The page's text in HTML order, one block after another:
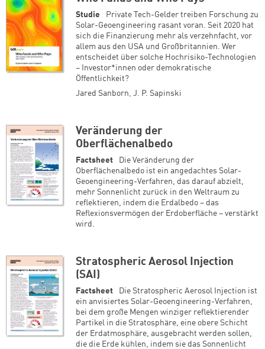
Studie
Private Tech-Gelder treiben Forschung zu
Solar-Geoengineering rasant voran. Seit 2020 hat
sich die Finanzierung mehr als verzehnfacht, vor
allem aus den USA und Großbritannien. Wer
entscheidet über solche Hochrisiko-Technologien
– Investor*innen oder demokratische
Öffentlichkeit?
Jared Sanborn, J. P. Sapinski
Veränderung der
Oberflächenalbedo
Factsheet
Die Veränderung der
Oberflächenalbedo ist ein angedachtes Solar-
Geoengineering-Verfahren, das darauf abzielt,
mehr Sonnenlicht zurück in den Weltraum zu
reflektieren, indem die Erdalbedo – das
Reflexionsvermögen der Erdoberfläche – verstärkt
wird.
Stratospheric Aerosol Injection
(SAI)
Factsheet
Die Stratospheric Aerosol Injection ist
ein anvisiertes Solar-Geoengineering-Verfahren,
bei dem große Mengen winziger reflektierender
Partikel in die Stratosphäre, eine obere Schicht
der Erdatmosphäre, ausgebracht werden sollen,
die die Erde kühlen, indem sie das Sonnenlicht